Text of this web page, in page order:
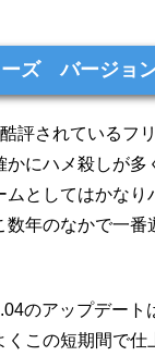
ーズ バージョ
評されているフ
にハメ殺しが多
ムとしてはかなり
年のなかで一番
のアップデート
くこの短期間で仕